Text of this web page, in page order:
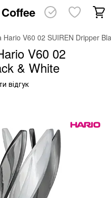
V60 02 SUIREN Dripper
V60 02
& White
відгук